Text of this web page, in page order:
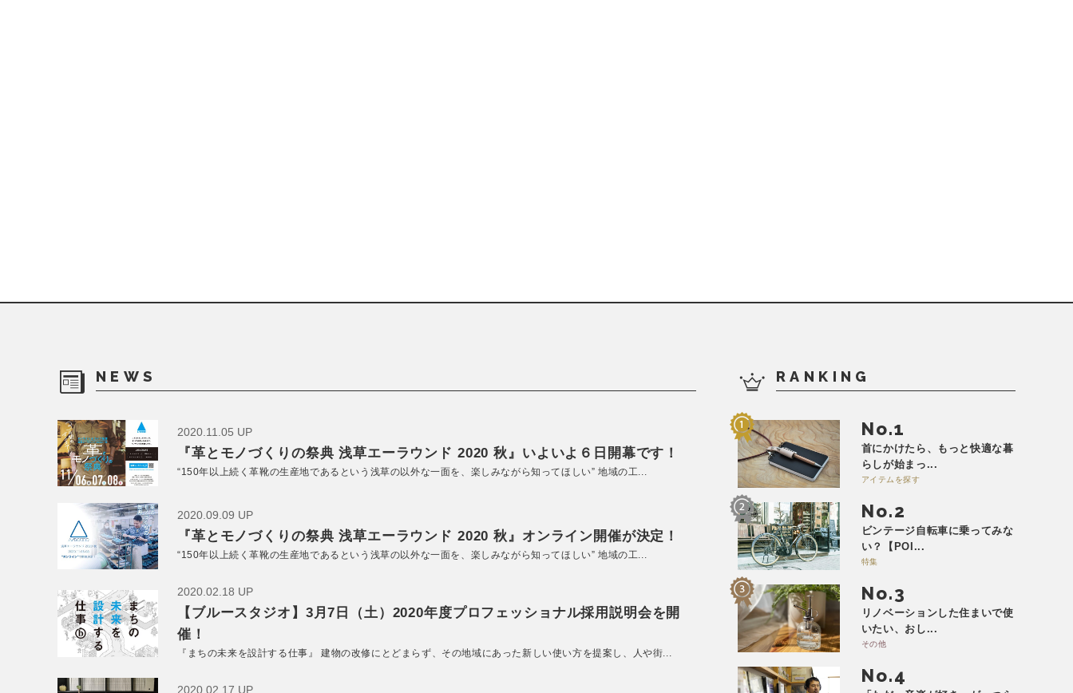
NEWS
2020.11.05 UP
『革とモノづくりの祭典 浅草エーラウンド 2020 秋』いよいよ６日開幕です！
“150年以上続く革靴の生産地であるという浅草の以外な一面を、楽しみながら知ってほしい” 地域の工...
2020.09.09 UP
『革とモノづくりの祭典 浅草エーラウンド 2020 秋』オンライン開催が決定！
“150年以上続く革靴の生産地であるという浅草の以外な一面を、楽しみながら知ってほしい” 地域の工...
2020.02.18 UP
【ブルースタジオ】3月7日（土）2020年度プロフェッショナル採用説明会を開
催！
『まちの未来を設計する仕事』 建物の改修にとどまらず、その地域にあった新しい使い方を提案し、人や街...
2020.02.17 UP
RANKING
No.
首にかけたら、もっと快適な暮
らしが始まっ...
アイテムを探す
No.
ビンテージ自転車に乗ってみな
い？【POI...
特集
No.
リノベーションした住まいで使
いたい、おし...
その他
No.